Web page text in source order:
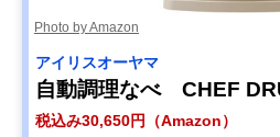
Photo by Amazon
アイリスオーヤマ
自動調理なべ CHEF
税込み30,650円（Amazon）